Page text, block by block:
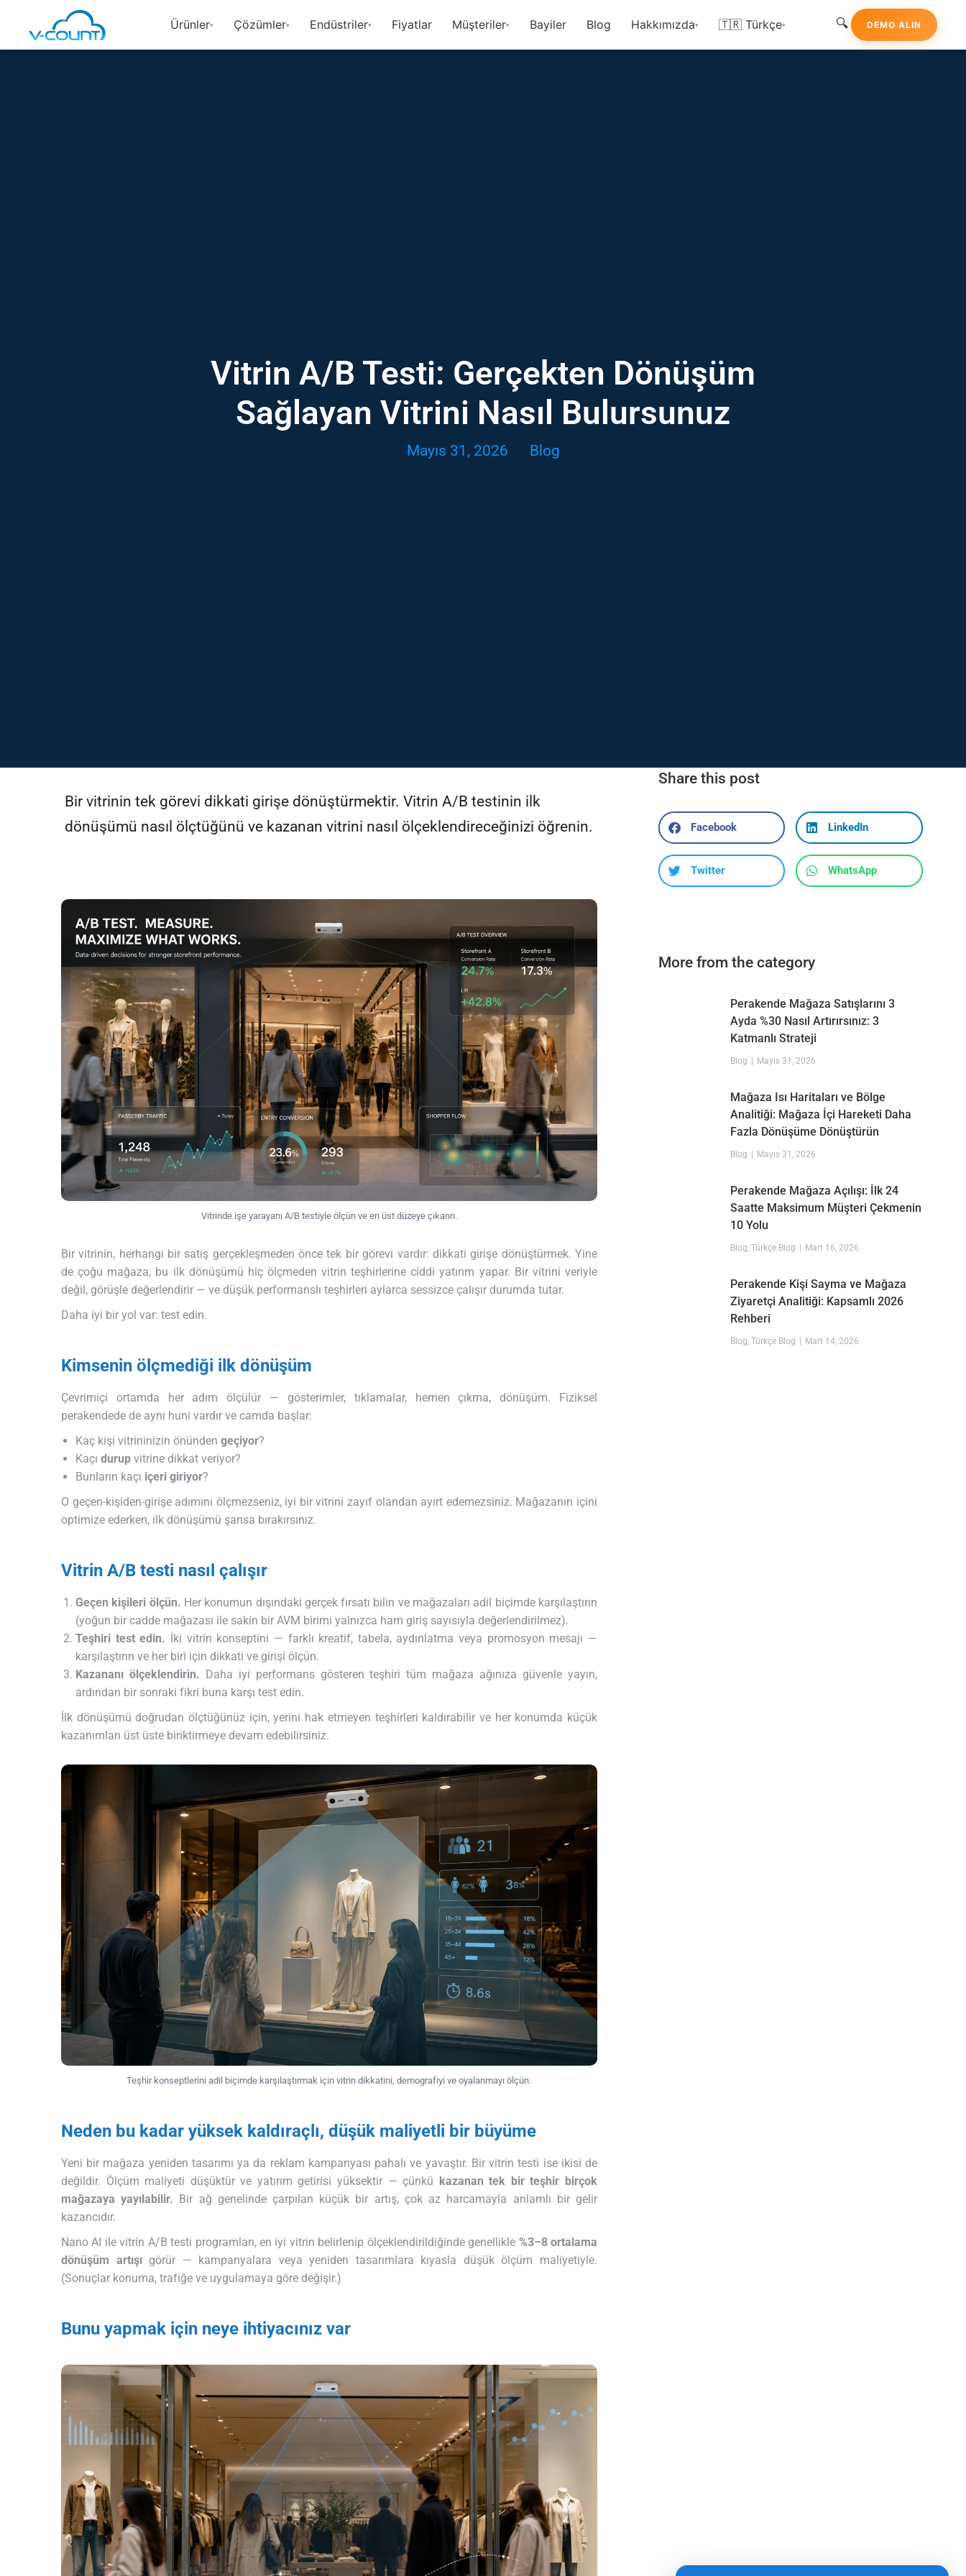
Ürünler▾ Çözümler▾ Endüstriler▾ Fiyatlar Müşteriler▾ Bayiler Blog Hakkımızda▾ 🇹🇷 Türkçe▾ 🔍 DEMO ALIN
Vitrin A/B Testi: Gerçekten Dönüşüm
Sağlayan Vitrini Nasıl Bulursunuz
Mayıs 31, 2026 Blog
Bir vitrinin tek görevi dikkati girişe dönüştürmektir. Vitrin A/B testinin ilk
dönüşümü nasıl ölçtüğünü ve kazanan vitrini nasıl ölçeklendireceğinizi öğrenin.
Vitrinde işe yarayanı A/B testiyle ölçün ve en üst düzeye çıkarın.
Bir vitrinin, herhangi bir satış gerçekleşmeden önce tek bir görevi vardır: dikkati girişe dönüştürmek. Yine
de çoğu mağaza, bu ilk dönüşümü hiç ölçmeden vitrin teşhirlerine ciddi yatırım yapar. Bir vitrini veriyle
değil, görüşle değerlendirir — ve düşük performanslı teşhirleri aylarca sessizce çalışır durumda tutar.
Daha iyi bir yol var: test edin.
Kimsenin ölçmediği ilk dönüşüm
Çevrimiçi ortamda her adım ölçülür — gösterimler, tıklamalar, hemen çıkma, dönüşüm. Fiziksel
perakendede de aynı huni vardır ve camda başlar:
Kaç kişi vitrininizin önünden geçiyor?
Kaçı durup vitrine dikkat veriyor?
Bunların kaçı içeri giriyor?
O geçen-kişiden-girişe adımını ölçmezseniz, iyi bir vitrini zayıf olandan ayırt edemezsiniz. Mağazanın içini
optimize ederken, ilk dönüşümü şansa bırakırsınız.
Vitrin A/B testi nasıl çalışır
Geçen kişileri ölçün. Her konumun dışındaki gerçek fırsatı bilin ve mağazaları adil biçimde karşılaştırın
(yoğun bir cadde mağazası ile sakin bir AVM birimi yalnızca ham giriş sayısıyla değerlendirilmez).
Teşhiri test edin. İki vitrin konseptini — farklı kreatif, tabela, aydınlatma veya promosyon mesajı —
karşılaştırın ve her biri için dikkati ve girişi ölçün.
Kazananı ölçeklendirin. Daha iyi performans gösteren teşhiri tüm mağaza ağınıza güvenle yayın,
ardından bir sonraki fikri buna karşı test edin.
İlk dönüşümü doğrudan ölçtüğünüz için, yerini hak etmeyen teşhirleri kaldırabilir ve her konumda küçük
kazanımları üst üste biriktirmeye devam edebilirsiniz.
Teşhir konseptlerini adil biçimde karşılaştırmak için vitrin dikkatini, demografiyi ve oyalanmayı ölçün.
Neden bu kadar yüksek kaldıraçlı, düşük maliyetli bir büyüme
Yeni bir mağaza yeniden tasarımı ya da reklam kampanyası pahalı ve yavaştır. Bir vitrin testi ise ikisi de
değildir. Ölçüm maliyeti düşüktür ve yatırım getirisi yüksektir — çünkü
kazanan tek bir teşhir birçok
mağazaya yayılabilir. Bir ağ genelinde çarpılan küçük bir artış, çok az harcamayla anlamlı bir gelir
kazancıdır.
Nano AI ile vitrin A/B testi programları, en iyi vitrin belirlenip ölçeklendirildiğinde genellikle %3–8 ortalama
dönüşüm artışıgörür — kampanyalara veya yeniden tasarımlara kıyasla düşük ölçüm maliyetiyle.
(Sonuçlar konuma, trafiğe ve uygulamaya göre değişir.)
Bunu yapmak için neye ihtiyacınız var
Share this post
Facebook LinkedIn
Twitter WhatsApp
More from the category
Perakende Mağaza Satışlarını 3
Ayda %30 Nasıl Artırırsınız: 3
Katmanlı Strateji
Blog Mayıs 31, 2026
Mağaza Isı Haritaları ve Bölge
Analitiği: Mağaza İçi Hareketi Daha
Fazla Dönüşüme Dönüştürün
Blog Mayıs 31, 2026
Perakende Mağaza Açılışı: İlk 24
Saatte Maksimum Müşteri Çekmenin
10 Yolu
Blog, Türkçe Blog Mart 16, 2026
Perakende Kişi Sayma ve Mağaza
Ziyaretçi Analitiği: Kapsamlı 2026
Rehberi
Blog, Türkçe Blog Mart 14, 2026